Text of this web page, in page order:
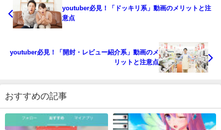
youtuber必見！「ドッキリ系」動画のメリットと注
意点
youtuber必見！「開封・レビュー紹介系」動画のメ
リットと注意点
おすすめの記事